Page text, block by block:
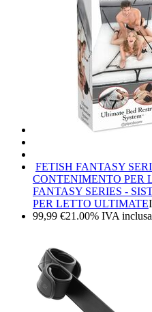
FETISH FANTASY
CONTENIMENTO PER
FANTASY SERIES -
PER LETTO ULTIMATE
99,99 €21.00% IVA inclusa